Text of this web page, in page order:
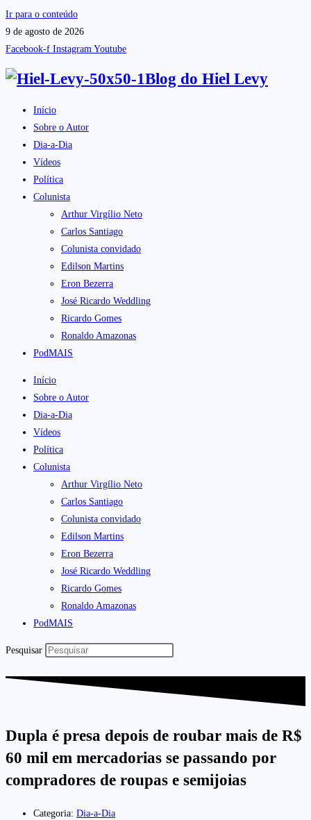
Ir para o conteúdo
9 de agosto de 2026
Facebook-f Instagram Youtube
Blog do Hiel Levy
Início
Sobre o Autor
Dia-a-Dia
Vídeos
Política
Colunista
Arthur Virgílio Neto
Carlos Santiago
Colunista convidado
Edilson Martins
Eron Bezerra
José Ricardo Weddling
Ricardo Gomes
Ronaldo Amazonas
PodMAIS
Início
Sobre o Autor
Dia-a-Dia
Vídeos
Política
Colunista
Arthur Virgílio Neto
Carlos Santiago
Colunista convidado
Edilson Martins
Eron Bezerra
José Ricardo Weddling
Ricardo Gomes
Ronaldo Amazonas
PodMAIS
Pesquisar
Dupla é presa depois de roubar mais de R$
60 mil em mercadorias se passando por
compradores de roupas e semijoias
Categoria: Dia-a-Dia